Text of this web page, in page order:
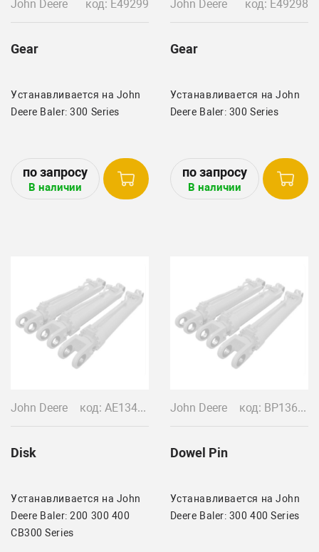
John Deere код: E49299
Gear
Устанавливается на John
Deere Baler: 300 Series
В наличии
John Deere код: E49298
Gear
Устанавливается на John
Deere Baler: 300 Series
В наличии
John Deere код: AE13424
Disk
Устанавливается на John
Deere Baler: 200 300 400
CB300 Series
John Deere код: BP13688
Dowel Pin
Устанавливается на John
Deere Baler: 300 400 Series